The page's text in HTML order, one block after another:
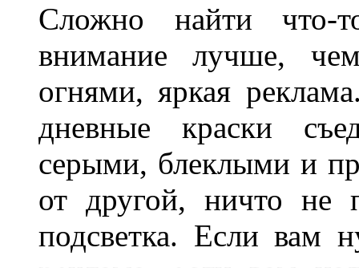
Сложно найти что-
внимание лучше,
огнями, яркая
дневные краски
серыми, блеклыми и
от другой, ничто не
подсветка. Если вам